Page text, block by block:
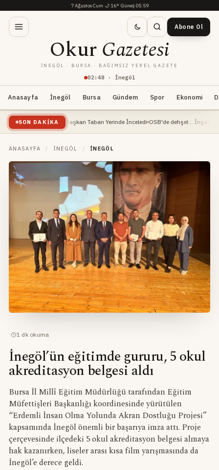
7 Ağustos Cum·🌙 16°·Güneş 05:59
02 : 48 · İnegöl
OkurGazetesi
İNEGÖL · BURSA · BAĞIMSIZ YEREL GAZETE
Abone Ol
Anasayfa İnegöl Bursa Gündem Spor Ekonomi
SON DAKIKA
Ediyor: Başkan Taban Yerinde İnceledi OSB'de dehşet... İnşaat mühendisi
ANASAYFA / İNEGÖL / İNEGÖL
· 1 dk okuma
İnegöl’ün eğitimde gururu, 5 okul
akreditasyon belgesi aldı
Bursa İl Millî Eğitim Müdürlüğü tarafından Eğitim
Müfettişleri Başkanlığı koordinesinde yürütülen
“Erdemli İnsan Olma Yolunda Akran Dostluğu Projesi”
kapsamında İnegöl önemli bir başarıya imza attı. Proje
çerçevesinde ilçedeki 5 okul akreditasyon belgesi almaya
hak kazanırken, liseler arası kısa film yarışmasında da
İnegöl’e derece geldi.